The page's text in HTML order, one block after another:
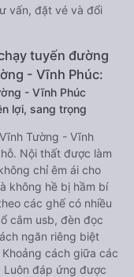
vấn, đặt vé và đổi
tuyến đường
- Vĩnh Phúc:
- Vĩnh Phúc
lợi, sang trọng
Tường - Vĩnh
Nội thất được làm
chỉ êm ái cho
không hề bị hầm bí
các ghế có nhiều
cắm usb, đèn đọc
ngăn riêng biệt
cách giữa các
Luôn đáp ứng được